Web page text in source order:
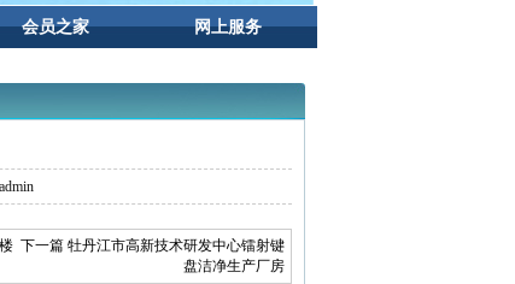
会员之家 网上服务
下一篇 牡丹江市高新技术研发中心镭射键
盘洁净生产厂房